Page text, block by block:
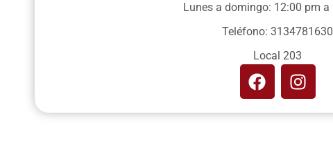
Lunes a domingo: 12:00 pm a
Teléfono: 3134781630
Local 203